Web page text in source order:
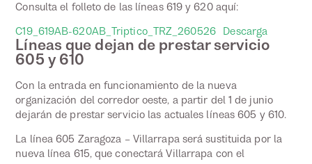
Consulta el folleto de las líneas 619 y 620 aquí:
C19_619AB-620AB_Triptico_TRZ_260526 Descarga
Líneas que dejan de prestar servicio
605 y 610
Con la entrada en funcionamiento de la nueva
organización del corredor oeste, a partir del 1 de junio
dejarán de prestar servicio las actuales líneas 605 y 610.
La línea 605 Zaragoza – Villarrapa será sustituida por la
nueva línea 615, que conectará Villarrapa con el